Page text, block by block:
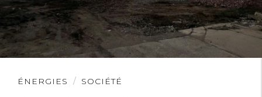
ÉNERGIES SOCIÉTÉ
Lire